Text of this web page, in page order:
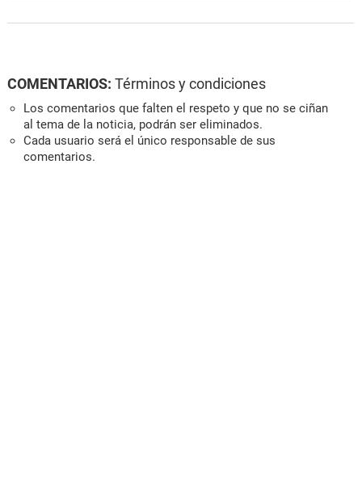
COMENTARIOS: Términos y condiciones
Los comentarios que falten el respeto y que no se ciñan
al tema de la noticia, podrán ser eliminados.
Cada usuario será el único responsable de sus
comentarios.